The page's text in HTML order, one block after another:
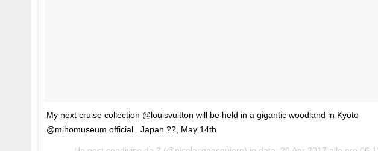
My next cruise collection @louisvuitton will be held in a gigantic woodland in Kyoto
@mihomuseum.official . Japan ??, May 14th